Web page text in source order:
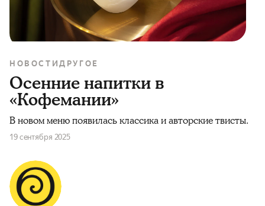
НОВОСТИДРУГОЕ
Осенние напитки в
«Кофемании»
В новом меню появилась классика и авторские твисты.
19 сентября 2025